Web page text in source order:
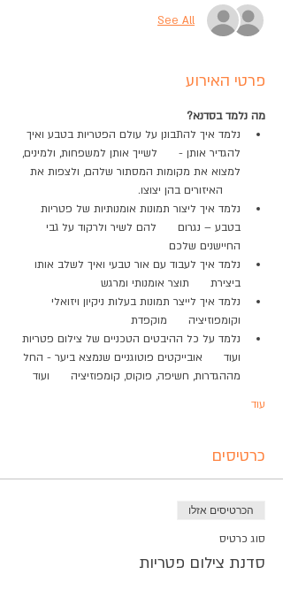
See All
פרטי האירוע
מה נלמד בסדנא?
נלמד איך להתבונן על עולם הפטריות בטבע ואיך
להגדיר אותן -      לשייך אותן למשפחות, ולמינים,
למצוא את מקומות המסתור שלהם, ולצפות את
האיזורים בהן יצוצו.
נלמד איך ליצור תמונות אומנותיות של פטריות
בטבע – נגרום      להם לשיר ולרקוד על גבי
החיישנים שלכם
נלמד איך לעבוד עם אור טבעי ואיך לשלב אותו
ביצירת      תוצר אומנותי ומרגש
נלמד איך לייצר תמונות בעלות ניקיון ויזואלי
וקומפוזיציה      מוקפדת
נלמד על כל ההיבטים הטכניים של צילום פטריות
ועוד      אובייקטים פוטוגניים שנמצא ביער - החל
מההגדרות, חשיפה, פוקוס, קומפוזיציה      ועוד
עוד
כרטיסים
הכרטיסים אזלו
סוג כרטיס
סדנת צילום פטריות